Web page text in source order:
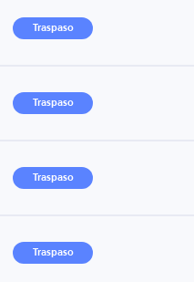
Traspaso
Traspaso
Traspaso
Traspaso